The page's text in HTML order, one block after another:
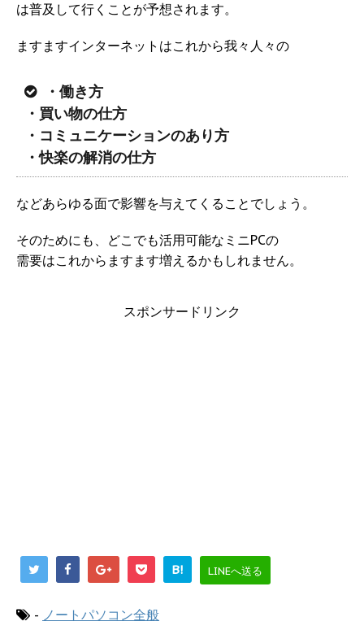
は普及して行くことが予想されます。
ますますインターネットはこれから我々人々の
・働き方
・買い物の仕方
・コミュニケーションのあり方
・快楽の解消の仕方
などあらゆる面で影響を与えてくることでしょう。
そのためにも、どこでも活用可能なミニPCの
需要はこれからますます増えるかもしれません。
スポンサードリンク
B! LINEへ送る
- ノートパソコン全般